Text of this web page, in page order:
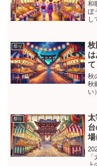
和
ぼ
し
す
の
祭り
枚
て
秋
秋
い
な
る
祭り
場